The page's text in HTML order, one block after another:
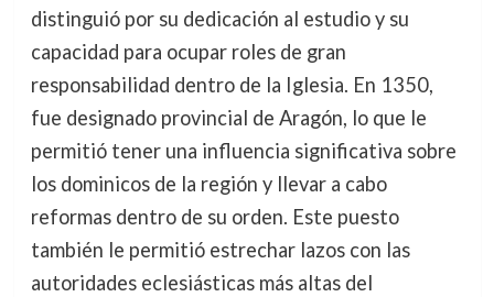
distinguió por su dedicación al estudio y su
capacidad para ocupar roles de gran
responsabilidad dentro de la Iglesia. En 1350,
fue designado provincial de Aragón, lo que le
permitió tener una influencia significativa sobre
los dominicos de la región y llevar a cabo
reformas dentro de su orden. Este puesto
también le permitió estrechar lazos con las
autoridades eclesiásticas más altas del